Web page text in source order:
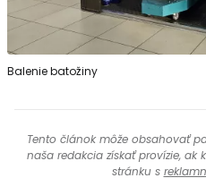
Balenie batožiny
Tento článok môže obsahovať
naša redakcia získať provízie, ak
stránku s